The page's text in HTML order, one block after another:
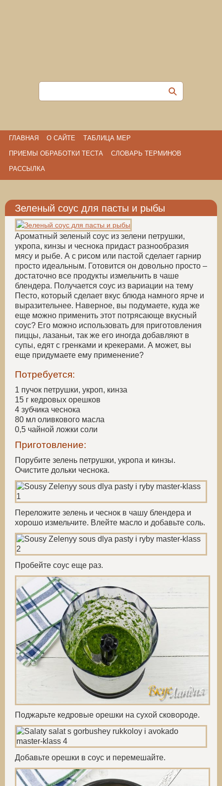
ГЛАВНАЯ О САЙТЕ ТАБЛИЦА МЕР
ПРИЕМЫ ОБРАБОТКИ ТЕСТА СЛОВАРЬ ТЕРМИНОВ
РАССЫЛКА
Зеленый соус для пасты и рыбы
Ароматный зеленый соус из зелени петрушки,
укропа, кинзы и чеснока придаст разнообразия
мясу и рыбе. А с рисом или пастой сделает гарнир
просто идеальным. Готовится он довольно просто –
достаточно все продукты измельчить в чаше
блендера. Получается соус из вариации на тему
Песто, который сделает вкус блюда намного ярче и
выразительнее. Наверное, вы подумаете, куда же
еще можно применить этот потрясающе вкусный
соус? Его можно использовать для приготовления
пиццы, лазаньи, так же его иногда добавляют в
супы, едят с гренками и крекерами. А может, вы
еще придумаете ему применение?
Потребуется:
1 пучок петрушки, укроп, кинза
15 г кедровых орешков
4 зубчика чеснока
80 мл оливкового масла
0,5 чайной ложки соли
Приготовление:
Порубите зелень петрушки, укропа и кинзы.
Очистите дольки чеснока.
Переложите зелень и чеснок в чашу блендера и
хорошо измельчите. Влейте масло и добавьте соль.
Пробейте соус еще раз.
Поджарьте кедровые орешки на сухой сковороде.
Добавьте орешки в соус и перемешайте.